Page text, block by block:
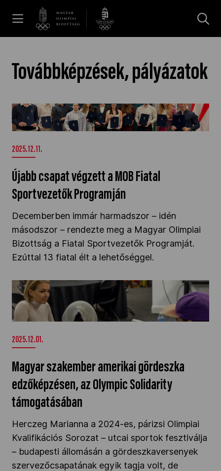
Dakar 2026
MOB
Kettőskarrier-program
Társszervezetek
OVEP
Adatbank
Továbbképzések, pályázatok
Újabb csapat végzett a MOB Fiatal
Sportvezetők Programján" />
2025.12.11.
Újabb csapat végzett a MOB Fiatal
Sportvezetők Programján
Decemberben immár harmadszor – idén
másodszor – rendezte meg a Magyar Olimpiai
Bizottság a Fiatal Sportvezetők Programját.
Ezúttal 13 fiatal élt a lehetőséggel.
Magyar szakember amerikai gördeszka
edzőképzésen, az Olympic Solidarity
támogatásában" />
2025.12.01.
Magyar szakember amerikai gördeszka
edzőképzésen, az Olympic Solidarity
támogatásában
Herczeg Marianna a 2024-es, párizsi Olimpiai
Kvalifikációs Sorozat – utcai sportok fesztiválja
– budapesti állomásán a gördeszkaversenyek
szervezőcsapatának egyik tagja volt, de